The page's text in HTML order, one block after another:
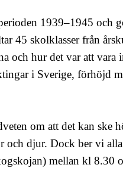
1939–1945 och
45 skolklasser från
och hur det var att vara
i Sverige, förhöjd
om att det kan ske
och djur. Dock ber vi
mellan kl 8.30